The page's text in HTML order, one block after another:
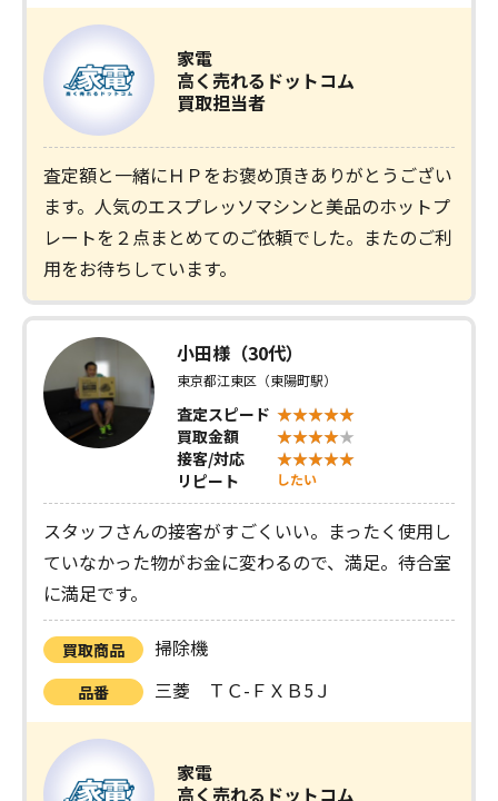
家電
高く売れるドットコム
買取担当者
査定額と一緒にＨＰをお褒め頂きありがとうござい
ます。人気のエスプレッソマシンと美品のホットプ
レートを２点まとめてのご依頼でした。またのご利
用をお待ちしています。
小田様（30代）
東京都江東区（東陽町駅）
査定スピード
買取金額
接客/対応
リピート
したい
スタッフさんの接客がすごくいい。まったく使用し
ていなかった物がお金に変わるので、満足。待合室
に満足です。
買取商品 掃除機
品番 三菱 ＴＣ-ＦＸＢ5Ｊ
家電
高く売れるドットコム